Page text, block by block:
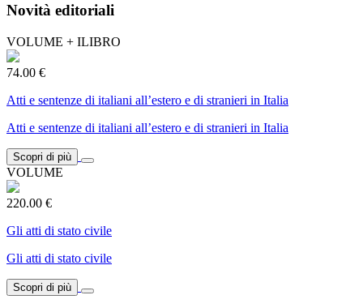
Novità editoriali
VOLUME + ILIBRO
74.00 €
Atti e sentenze di italiani all’estero e di stranieri in Italia
Atti e sentenze di italiani all’estero e di stranieri in Italia
Scopri di più
VOLUME
220.00 €
Gli atti di stato civile
Gli atti di stato civile
Scopri di più